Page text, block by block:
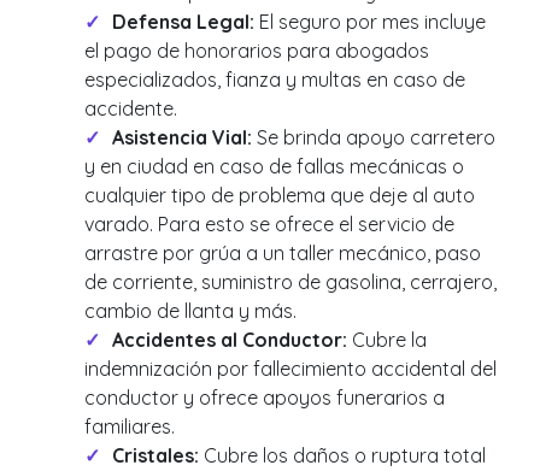
Defensa Legal: El seguro por mes incluye
el pago de honorarios para abogados
especializados, fianza y multas en caso de
accidente.
Asistencia Vial: Se brinda apoyo carretero
y en ciudad en caso de fallas mecánicas o
cualquier tipo de problema que deje al auto
varado. Para esto se ofrece el servicio de
arrastre por grúa a un taller mecánico, paso
de corriente, suministro de gasolina, cerrajero,
cambio de llanta y más.
Accidentes al Conductor: Cubre la
indemnización por fallecimiento accidental del
conductor y ofrece apoyos funerarios a
familiares.
Cristales: Cubre los daños o ruptura total